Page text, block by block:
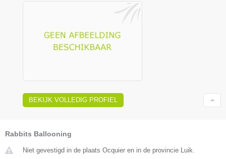
BEKIJK VOLLEDIG PROFIEL
Rabbits Ballooning
Niet gevestigd in de plaats Ocquier en in de provincie Luik.